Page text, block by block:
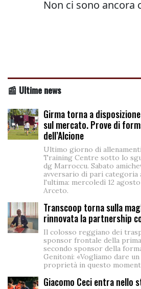
📰 Ultime news
Girma torna a
sul mercato. Prove di
dell’Alcione
Ultimo giorno di
Training Centre sotto lo
dg Marroccu. Sabato
avversario di pari categoria
l'ultima: mercoledì 12
Arceto.
Transcoop torna sulla
rinnovata la partnership
Il colosso reggiano dei
sponsor frontale della
secondo sponsor della
Genitoni: «Vogliamo dare
proprietà in questo
Giacomo Ceci entra nello